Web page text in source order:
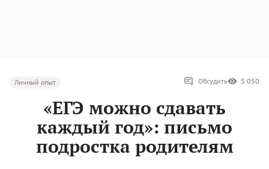
Личный опыт Обсудить 5 050
«ЕГЭ можно сдавать
каждый год»: письмо
подростка родителям